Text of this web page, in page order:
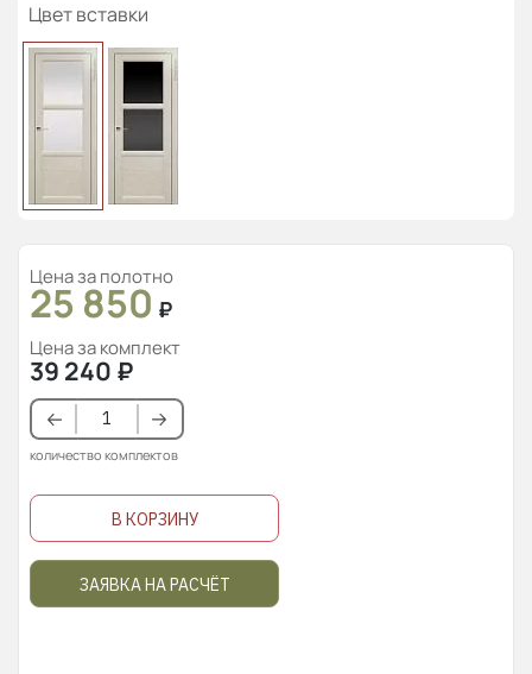
Цвет вставки
Цена за полотно
25 850 ₽
Цена за комплект
39 240 ₽
количество комплектов
В КОРЗИНУ
ЗАЯВКА НА РАСЧЁТ